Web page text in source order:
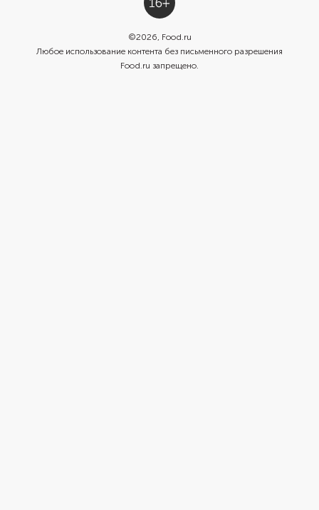
©2026, Food.ru
Любое использование контента без письменного разрешения
Food.ru запрещено.